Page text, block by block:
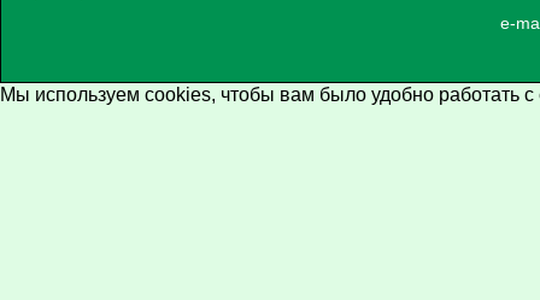
e-
Мы используем cookies, чтобы вам было удобно работать с